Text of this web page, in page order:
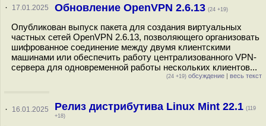
· 17.01.2025 Обновление OpenVPN 2.6.13 (24 +19)
Опубликован выпуск пакета для создания виртуальных
частных сетей OpenVPN 2.6.13, позволяющего организовать
шифрованное соединение между двумя клиентскими
машинами или обеспечить работу централизованного VPN-
сервера для одновременной работы нескольких клиентов...
(24 +19) обсуждение | весь текст
· 16.01.2025 Релиз дистрибутива Linux Mint 22.1 (119
+18)